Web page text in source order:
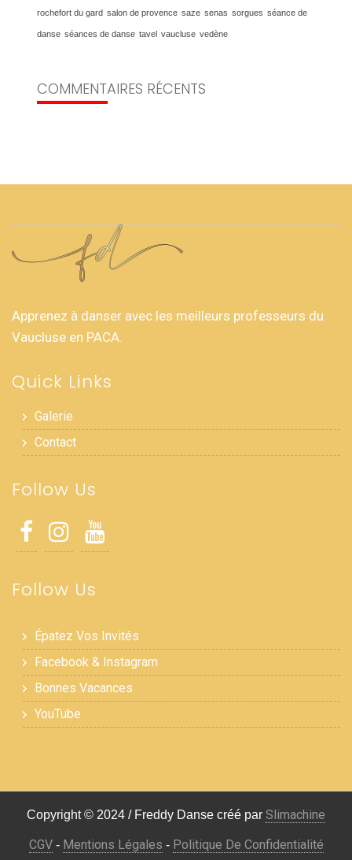
rochefort du gard salon de provence saze senas sorgues séance de
danse séances de danse tavel vaucluse vedène
COMMENTAIRES RÉCENTS
Apprenez à danser avec les meilleurs professeurs du
Vaucluse en PACA.
Quick Links
Galerie
Contact
Follow Us
Follow Us
Épatez Vos Invités
Facebook & Instagram
Bonnes Vacances
YouTube
Copyright © 2024 / Freddy Danse créé par Slimachine
CGV- Mentions Légales - Politique De Confidentialité